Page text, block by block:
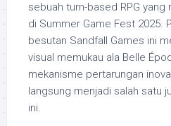
sebuah turn-based RPG
di Summer Game Fest 2025.
besutan Sandfall Games ini
visual memukau ala Belle
mekanisme pertarungan
langsung menjadi salah satu
ini.